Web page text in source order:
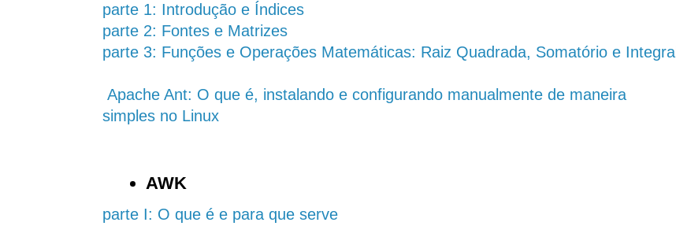
parte 1: Introdução e Índices
parte 2: Fontes e Matrizes
parte 3: Funções e Operações Matemáticas: Raiz Quadrada, Somatório e Integral
Apache Ant: O que é, instalando e configurando manualmente de maneira
simples no Linux
AWK
parte I: O que é e para que serve